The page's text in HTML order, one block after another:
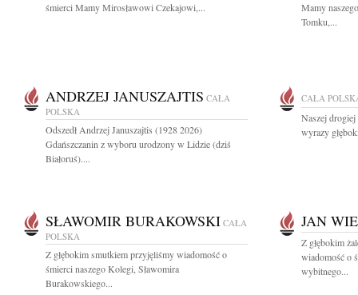
śmierci Mamy Mirosławowi Czekajowi,...
Mamy
Tomku,...
ANDRZEJ JANUSZAJTIS CAŁA
POLSKA
Odszedł Andrzej Januszajtis (1928 2026)
Gdańszczanin z wyboru urodzony w Lidzie (dziś
Białoruś)....
CAŁA
Naszej
wyrazy
SŁAWOMIR BURAKOWSKI CAŁA
POLSKA
Z głębokim smutkiem przyjęliśmy wiadomość o
śmierci naszego Kolegi, Sławomira
Burakowskiego...
JAN
Z głębokim
wiadomość o
wybitnego...